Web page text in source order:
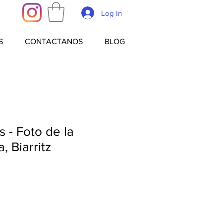
Log In
CONTACTANOS BLOG
- Foto de la
Biarritz